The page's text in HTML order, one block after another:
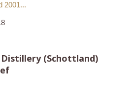
2001...
(Schottland)